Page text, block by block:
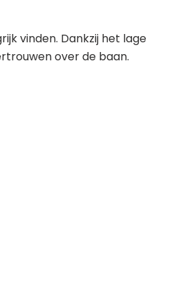
vinden. Dankzij het lage
over de baan.